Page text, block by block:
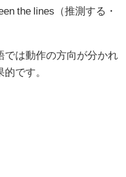
the lines（推測する・
では動作の方向が分かれ
です。